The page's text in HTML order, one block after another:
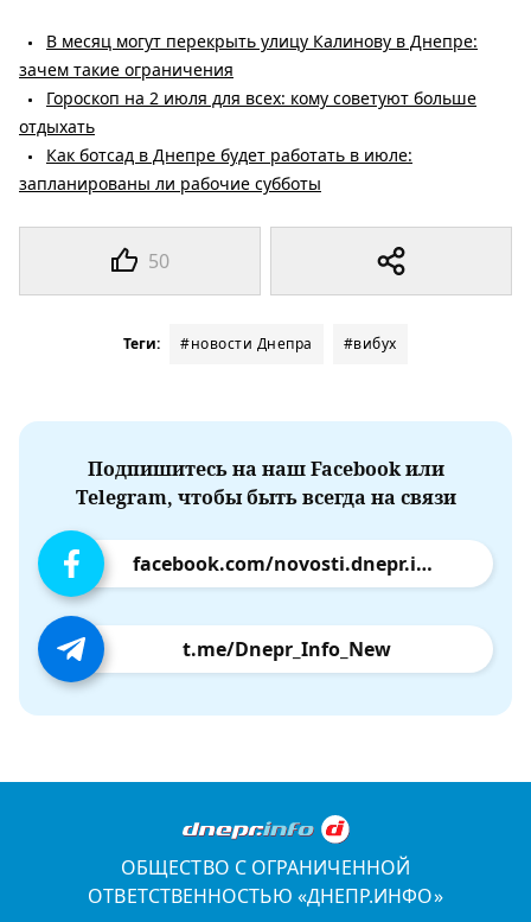
50
В месяц могут перекрыть улицу Калинову в Днепре:
зачем такие ограничения
Гороскоп на 2 июля для всех: кому советуют больше
отдыхать
Как ботсад в Днепре будет работать в июле:
запланированы ли рабочие субботы
Теги: #новости Днепра #вибух
Подпишитесь на наш Facebook или
Telegram, чтобы быть всегда на связи
facebook.com/novosti.dnepr.info
t.me/Dnepr_Info_New
ОБЩЕСТВО С ОГРАНИЧЕННОЙ
ОТВЕТСТВЕННОСТЬЮ «ДНЕПР.ИНФО»